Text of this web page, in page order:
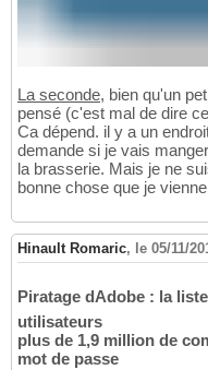
La seconde, bien qu'un
pensé (c'est mal de dire
Ca dépend. il y a un
demande si je vais
la brasserie. Mais je ne
bonne chose que je
Hinault Romaric, le 05/11/
Piratage dAdobe : la
utilisateurs
plus de 1,9 million de
mot de passe